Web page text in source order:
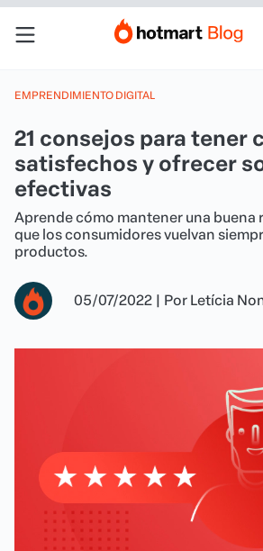
EMPRENDIMIENTO DIGITAL
21 consejos para tener
satisfechos y ofrecer
efectivas
Aprende cómo mantener una buena
que los consumidores vuelvan
productos.
05/07/2022 | Por Letícia